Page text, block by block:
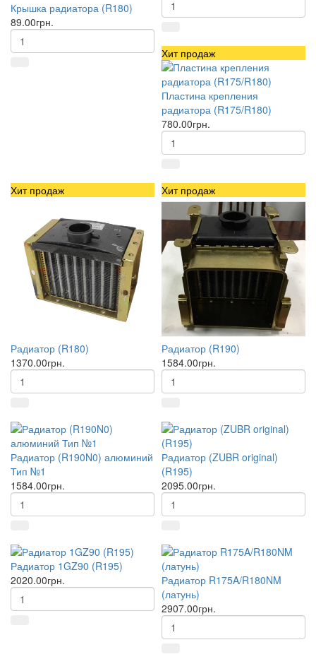
Крышка радиатора (R180)
89.00грн.
Хит продаж
Пластина крепления
радиатора (R175/R180)
780.00грн.
Хит продаж
Радиатор (R180)
1370.00грн.
Хит продаж
Радиатор (R190)
1584.00грн.
Радиатор (R190N0) алюминий
Тип №1
1584.00грн.
Радиатор (ZUBR original)
(R195)
2095.00грн.
Радиатор 1GZ90 (R195)
2020.00грн.
Радиатор R175A/R180NM
(латунь)
2907.00грн.